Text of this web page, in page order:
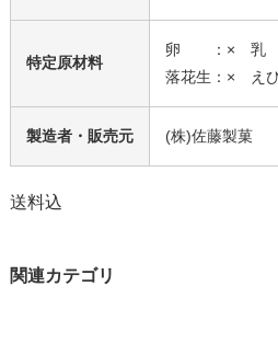
特定原材料
卵 ：× 乳
落花生：× え
製造者・販売元 (株)佐藤製菓
送料込